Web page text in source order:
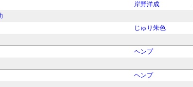
岸野洋成
じゅり朱色
ヘンプ
ヘンプ